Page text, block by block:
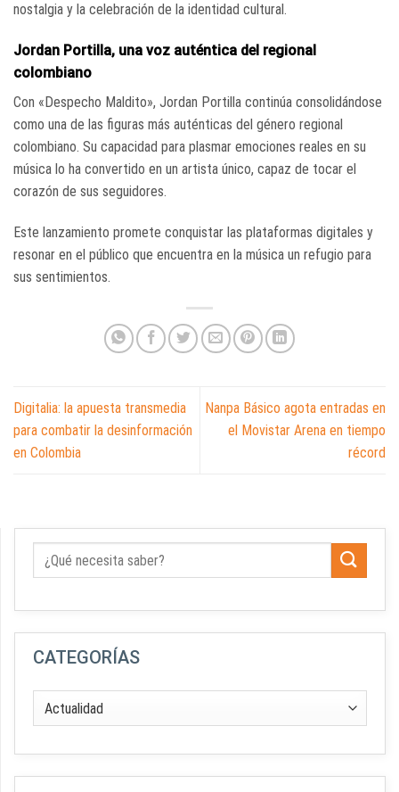
nostalgia y la celebración de la identidad cultural.
Jordan Portilla, una voz auténtica del regional
colombiano
Con «Despecho Maldito», Jordan Portilla continúa consolidándose
como una de las figuras más auténticas del género regional
colombiano. Su capacidad para plasmar emociones reales en su
música lo ha convertido en un artista único, capaz de tocar el
corazón de sus seguidores.
Este lanzamiento promete conquistar las plataformas digitales y
resonar en el público que encuentra en la música un refugio para
sus sentimientos.
Digitalia: la apuesta transmedia
para combatir la desinformación
en Colombia
Nanpa Básico agota entradas en
el Movistar Arena en tiempo
récord
CATEGORÍAS